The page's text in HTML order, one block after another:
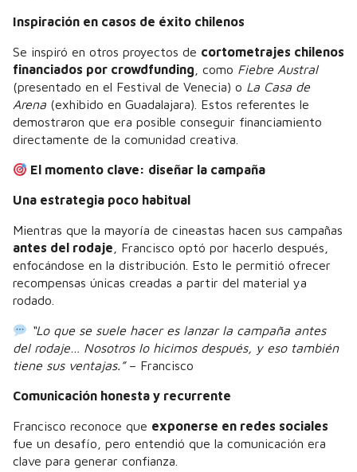
Inspiración en casos de éxito chilenos
Se inspiró en otros proyectos de cortometrajes chilenos
financiados por crowdfunding , como Fiebre Austral
(presentado en el Festival de Venecia) o La Casa de
Arena (exhibido en Guadalajara). Estos referentes le
demostraron que era posible conseguir financiamiento
directamente de la comunidad creativa.
El momento clave: diseñar la campaña
Una estrategia poco habitual
Mientras que la mayoría de cineastas hacen sus campañas
antes del rodaje , Francisco optó por hacerlo después,
enfocándose en la distribución. Esto le permitió ofrecer
recompensas únicas creadas a partir del material ya
rodado.
“Lo que se suele hacer es lanzar la campaña antes
del rodaje… Nosotros lo hicimos después, y eso también
tiene sus ventajas.”– Francisco
Comunicación honesta y recurrente
Francisco reconoce que exponerse en redes sociales
fue un desafío, pero entendió que la comunicación era
clave para generar confianza.